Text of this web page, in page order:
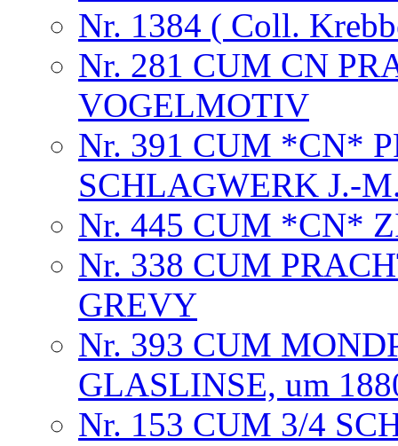
Nr. 1384 ( Coll.
Nr. 281 CUM CN
VOGELMOTIV
Nr. 391 CUM *CN*
SCHLAGWERK J.-
Nr. 445 CUM *CN*
Nr. 338 CUM
GREVY
Nr. 393 CUM
GLASLINSE, um
Nr. 153 CUM 3/4